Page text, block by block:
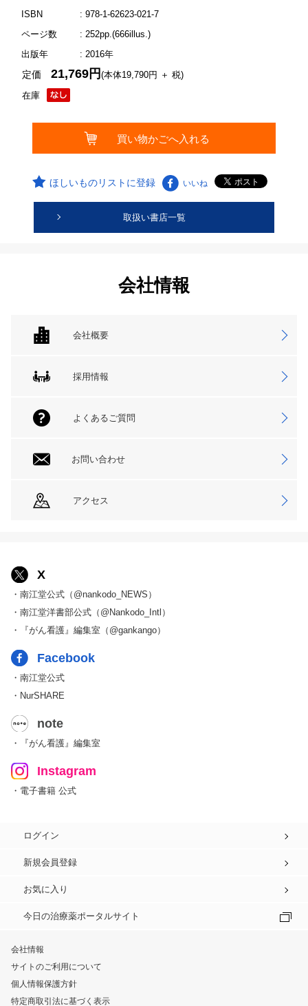
ISBN
: 978-1-62623-021-7
ページ数
: 252pp.(666illus.)
出版年
: 2016年
在庫
定価21,769円(本体19,790円 ＋ 税)
ほしいものリストに登録 いいね
取扱い書店一覧
会社情報
会社概要
採用情報
よくあるご質問
お問い合わせ
アクセス
X
・南江堂公式（@nankodo_NEWS）
・南江堂洋書部公式（@Nankodo_Intl）
・『がん看護』編集室（@gankango）
Facebook
・南江堂公式
・NurSHARE
note
・『がん看護』編集室
Instagram
・電子書籍 公式
ログイン
新規会員登録
お気に入り
今日の治療薬ポータルサイト
会社情報
サイトのご利用について
個人情報保護方針
特定商取引法に基づく表示